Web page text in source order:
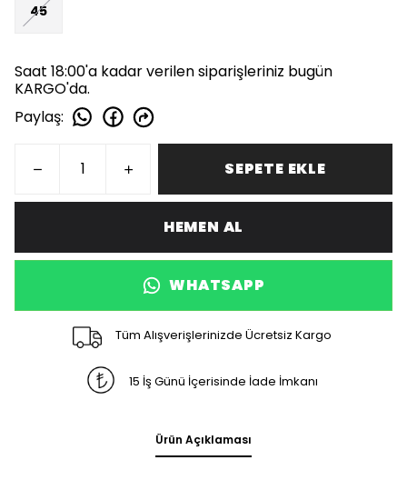
45
Saat 18:00'a kadar verilen siparişleriniz bugün
KARGO'da.
Paylaş:
SEPETE EKLE
HEMEN AL
WHATSAPP
Tüm Alışverişlerinizde Ücretsiz Kargo
15 İş Günü İçerisinde İade İmkanı
Ürün Açıklaması